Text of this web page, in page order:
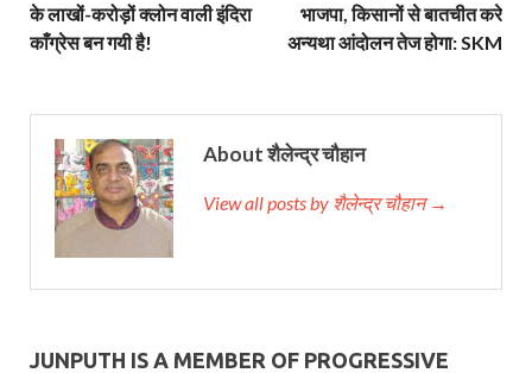
के लाखों-करोड़ों क्लोन वाली इंदिरा
काँग्रेस बन गयी है!
भाजपा, किसानों से बातचीत करे
अन्यथा आंदोलन तेज होगा: SKM
About शैलेन्द्र चौहान
View all posts by शैलेन्द्र चौहान →
JUNPUTH IS A MEMBER OF PROGRESSIVE